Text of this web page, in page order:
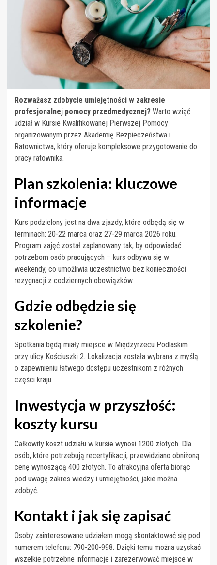
Rozważasz zdobycie umiejętności w zakresie
profesjonalnej pomocy przedmedycznej? Warto wziąć
udział w Kursie Kwalifikowanej Pierwszej Pomocy
organizowanym przez Akademię Bezpieczeństwa i
Ratownictwa, który oferuje kompleksowe przygotowanie do
pracy ratownika.
Plan szkolenia: kluczowe
informacje
Kurs podzielony jest na dwa zjazdy, które odbędą się w
terminach: 20-22 marca oraz 27-29 marca 2026 roku.
Program zajęć został zaplanowany tak, by odpowiadać
potrzebom osób pracujących – kurs odbywa się w
weekendy, co umożliwia uczestnictwo bez konieczności
rezygnacji z codziennych obowiązków.
Gdzie odbędzie się
szkolenie?
Spotkania będą miały miejsce w Międzyrzecu Podlaskim
przy ulicy Kościuszki 2. Lokalizacja została wybrana z myślą
o zapewnieniu łatwego dostępu uczestnikom z różnych
części kraju.
Inwestycja w przyszłość:
koszty kursu
Całkowity koszt udziału w kursie wynosi 1200 złotych. Dla
osób, które potrzebują recertyfikacji, przewidziano obniżoną
cenę wynoszącą 400 złotych. To atrakcyjna oferta biorąc
pod uwagę zakres wiedzy i umiejętności, jakie można
zdobyć.
Kontakt i jak się zapisać
Osoby zainteresowane udziałem mogą skontaktować się pod
numerem telefonu: 790-200-998. Dzięki temu można uzyskać
wszelkie potrzebne informacje i zarezerwować miejsce w